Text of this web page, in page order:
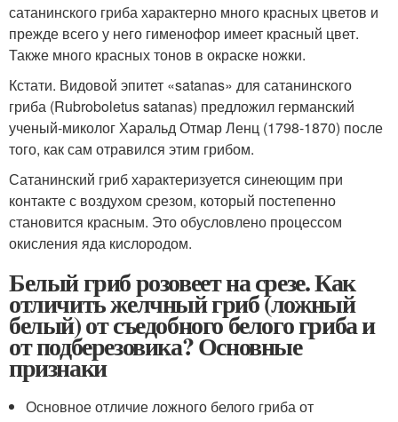
сатанинского гриба характерно много красных цветов и
прежде всего у него гименофор имеет красный цвет.
Также много красных тонов в окраске ножки.
Кстати. Видовой эпитет «satanas» для сатанинского
гриба (Rubroboletus satanas) предложил германский
ученый-миколог Харальд Отмар Ленц (1798-1870) после
того, как сам отравился этим грибом.
Сатанинский гриб характеризуется синеющим при
контакте с воздухом срезом, который постепенно
становится красным. Это обусловлено процессом
окисления яда кислородом.
Белый гриб розовеет на срезе. Как
отличить желчный гриб (ложный
белый) от съедобного белого гриба и
от подберезовика? Основные
признаки
Основное отличие ложного белого гриба от